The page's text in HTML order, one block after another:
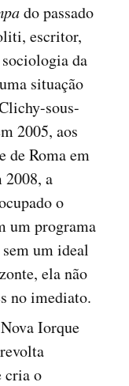
do passado
escritor,
da
situação
sous-
2005, aos
de Roma em
2008, a
o
um programa
um ideal
ela não
no imediato.
Iorque
cria o